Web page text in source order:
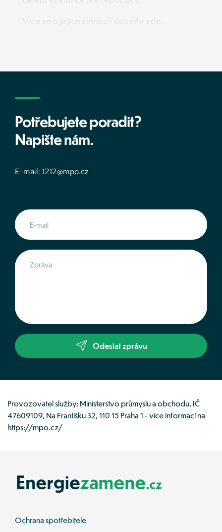
Potřebujete poradit?
Napište nám.
E-mail: 1212@mpo.cz
Odeslat zprávu
Provozovatel služby: Ministerstvo průmyslu a obchodu, IČ
https://mpo.cz/
Ochrana spotřebitele